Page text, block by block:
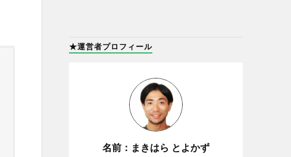
★運営者プロフィール
名前：まきはら とよかず